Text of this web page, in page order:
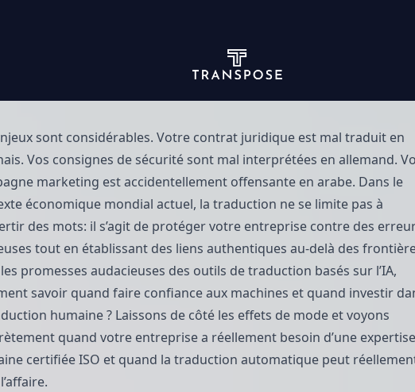
sont considérables. Votre contrat juridique est mal traduit en
Vos consignes de sécurité sont mal interprétées en allemand.
marketing est accidentellement offensante en arabe. Dans le
économique mondial actuel, la traduction ne se limite pas à
des mots: il s’agit de protéger votre entreprise contre des
tout en établissant des liens authentiques au-delà des
promesses audacieuses des outils de traduction basés sur l’IA,
savoir quand faire confiance aux machines et quand investir
humaine ? Laissons de côté les effets de mode et voyons
quand votre entreprise a réellement besoin d’une expertise
certifiée ISO et quand la traduction automatique peut